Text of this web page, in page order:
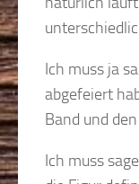
Ich muss ja
abgefeiert
Band und
Ich muss